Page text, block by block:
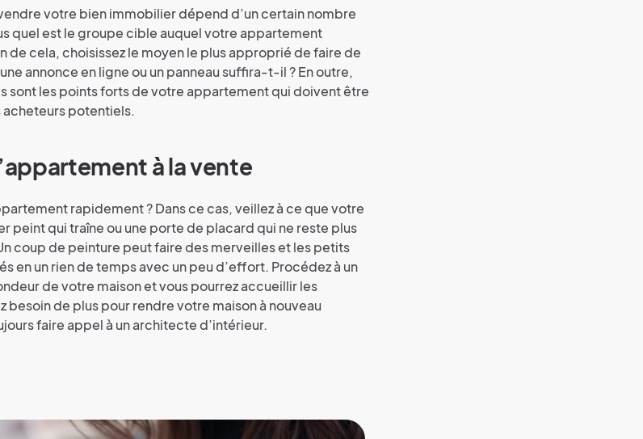
votre bien immobilier dépend d’un certain nombre
quel est le groupe cible auquel votre appartement
de cela, choisissez le moyen le plus approprié de faire de
annonce en ligne ou un panneau suffira-t-il ? En outre,
sont les points forts de votre appartement qui doivent être
acheteurs potentiels.
à la vente
rapidement ? Dans ce cas, veillez à ce que votre
peint qui traîne ou une porte de placard qui ne reste plus
coup de peinture peut faire des merveilles et les petits
en un rien de temps avec un peu d’effort. Procédez à un
de votre maison et vous pourrez accueillir les
besoin de plus pour rendre votre maison à nouveau
faire appel à un architecte d’intérieur.